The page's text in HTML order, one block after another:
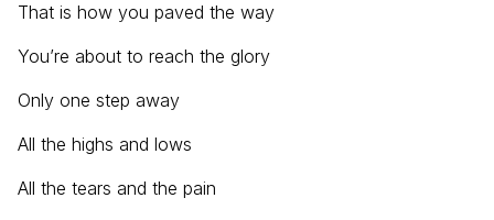
That is how you pavеd the way
You’re about to reach the glory
Only one step away
All the highs and lows
All the tears and the pain